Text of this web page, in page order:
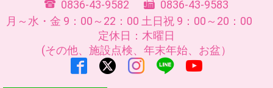
0836-43-9582
0836-43-9583
月～水・金 9：00～22：00 土日祝 9：00～20：00
定休日：木曜日
(その他、施設点検、年末年始、お盆）